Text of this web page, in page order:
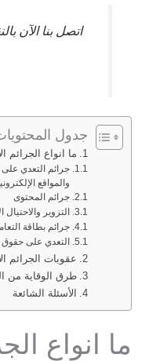
اتصل بنا الآن
جدول
ما انواع الجرائم
جرائم التعدي
والمواقع
جرائم المحتوى
التزوير والاحتيال
جرائم بطاقة
التعدي على حقوق
عقوبات الجرائم
طرق الوقاية من
الأسئلة الشائعة
ما انواع